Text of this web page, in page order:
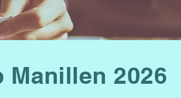
Manillen 2026